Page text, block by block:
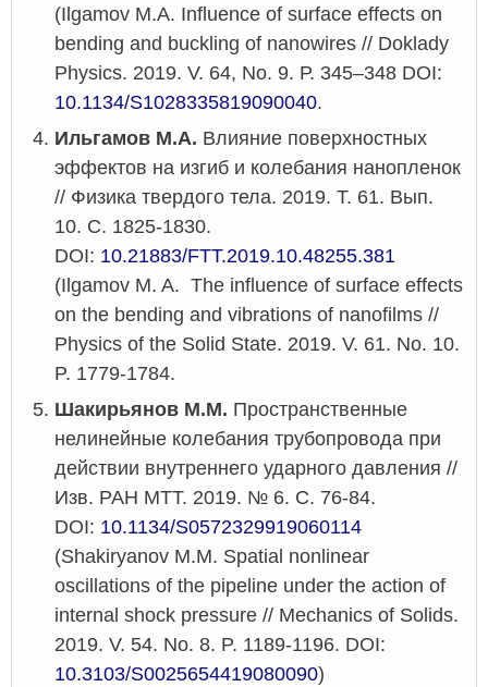
(Ilgamov M.A. Influence of surface effects on
bending and buckling of nanowires // Doklady
Physics. 2019. V. 64, No. 9. Р. 345–348 DOI:
10.1134/S1028335819090040.
Ильгамов М.А. Влияние поверхностных
эффектов на изгиб и колебания нанопленок
// Физика твердого тела. 2019. Т. 61. Вып.
10. С. 1825-1830.
DOI: 10.21883/FTT.2019.10.48255.381
(Ilgamov M. A. The influence of surface effects
on the bending and vibrations of nanofilms //
Physics of the Solid State. 2019. V. 61. No. 10.
P. 1779-1784.
Шакирьянов М.М. Пространственные
нелинейные колебания трубопровода при
действии внутреннего ударного давления //
Изв. РАН МТТ. 2019. № 6. С. 76-84.
DOI: 10.1134/S0572329919060114
(Shakiryanov M.M. Spatial nonlinear
oscillations of the pipeline under the action of
internal shock pressure // Mechanics of Solids.
2019. V. 54. No. 8. P. 1189-1196. DOI:
10.3103/S0025654419080090)